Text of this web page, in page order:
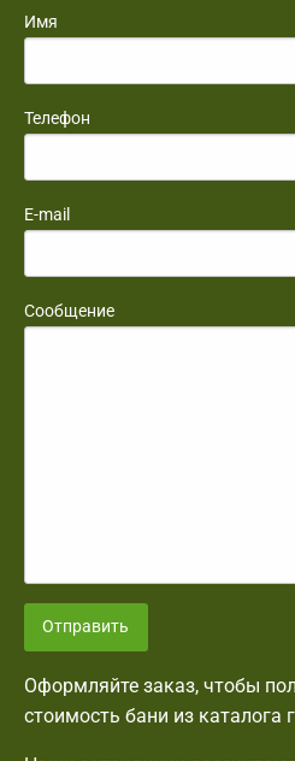
Имя
Телефон
E-mail
Сообщение
Отправить
Оформляйте заказ, чтобы
стоимость бани из каталога